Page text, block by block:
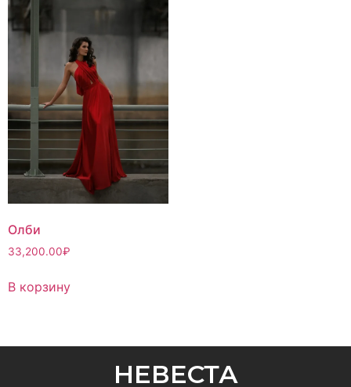
Олби
33,200.00₽
В корзину
НЕВЕСТА